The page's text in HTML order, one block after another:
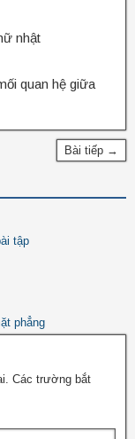
nhật
quan hệ giữa
Bài tiếp →
tập
phẳng
Các trường bắt